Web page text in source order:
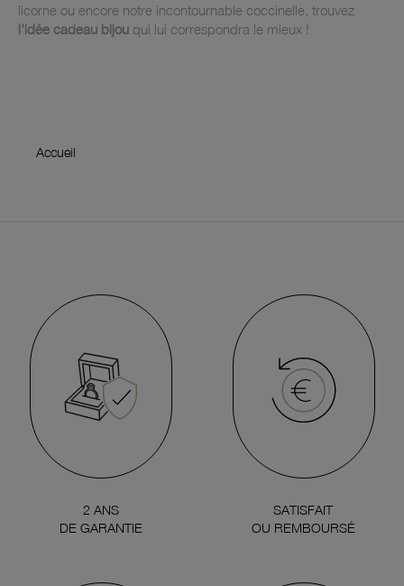
licorne ou encore notre incontournable coccinelle, trouvez
l’idée cadeau bijou qui lui correspondra le mieux !
Accueil
2 ANS
DE GARANTIE
SATISFAIT
OU REMBOURSÉ